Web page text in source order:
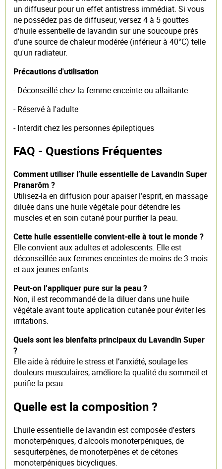
un diffuseur pour un effet antistress immédiat. Si vous
ne possédez pas de diffuseur, versez 4 à 5 gouttes
d'huile essentielle de lavandin sur une soucoupe près
d'une source de chaleur modérée (inférieur à 40°C) telle
qu'un radiateur.
Précautions d'utilisation
- Déconseillé chez la femme enceinte ou allaitante
- Réservé à l'adulte
- Interdit chez les personnes épileptiques
FAQ - Questions Fréquentes
Comment utiliser l’huile essentielle de Lavandin Super
Pranarôm ?
Utilisez-la en diffusion pour apaiser l’esprit, en massage
diluée dans une huile végétale pour détendre les
muscles et en soin cutané pour purifier la peau.
Cette huile essentielle convient-elle à tout le monde ?
Elle convient aux adultes et adolescents. Elle est
déconseillée aux femmes enceintes de moins de 3 mois
et aux jeunes enfants.
Peut-on l’appliquer pure sur la peau ?
Non, il est recommandé de la diluer dans une huile
végétale avant toute application cutanée pour éviter les
irritations.
Quels sont les bienfaits principaux du Lavandin Super
?
Elle aide à réduire le stress et l’anxiété, soulage les
douleurs musculaires, améliore la qualité du sommeil et
purifie la peau.
Quelle est la composition ?
L'huile essentielle de lavandin est composée d'esters
monoterpéniques, d'alcools monoterpéniques, de
sesquiterpènes, de monoterpènes et de cétones
monoterpéniques bicycliques.